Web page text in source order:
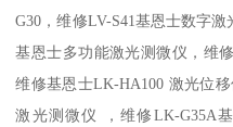
G30，维修LV-S41基恩士数字
基恩士多功能激光测微仪，维
维修基恩士LK-HA100 激光位
激光测微仪 ，维修LK-G35A